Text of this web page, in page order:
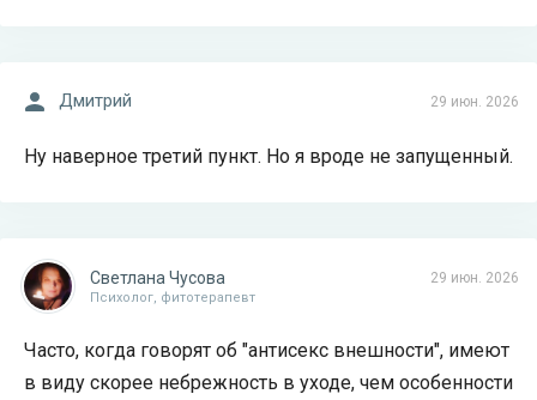
29 июн. 2026
Дмитрий
Ну наверное третий пункт. Но я вроде не запущенный.
29 июн. 2026
Светлана Чусова
Психолог, фитотерапевт
Часто, когда говорят об "антисекс внешности", имеют
в виду скорее небрежность в уходе, чем особенности